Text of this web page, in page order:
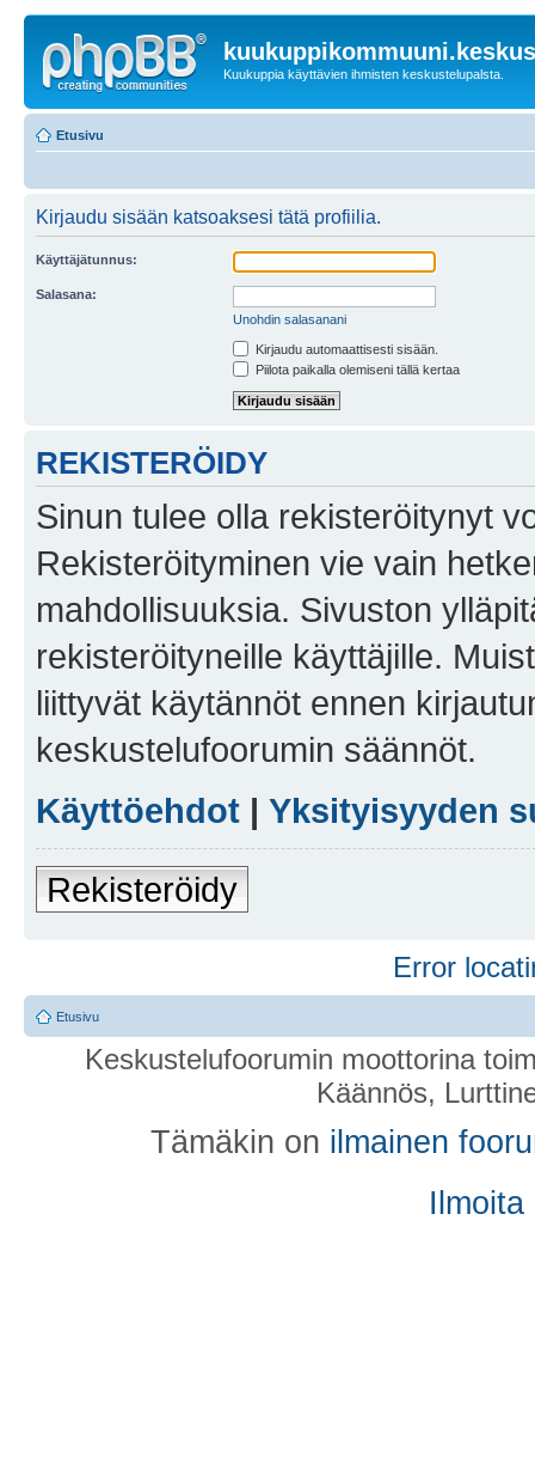
Kuukuppia käyttävien ihmisten keskustelupalsta.
Etusivu
Kirjaudu sisään katsoaksesi tätä profiilia.
Käyttäjätunnus:
Salasana:
Unohdin salasanani
Kirjaudu automaattisesti sisään.
Piilota paikalla olemiseni tällä kertaa
REKISTERÖIDY
Sinun tulee olla rekisteröitynyt
Rekisteröityminen vie vain
mahdollisuuksia. Sivuston
rekisteröityneille käyttäjille.
liittyvät käytännöt ennen
keskustelufoorumin säännöt.
Käyttöehdot | Yksityisyyden
Rekisteröidy
Error
Etusivu
Keskustelufoorumin moottorina
Käännös,
Tämäkin on ilmainen